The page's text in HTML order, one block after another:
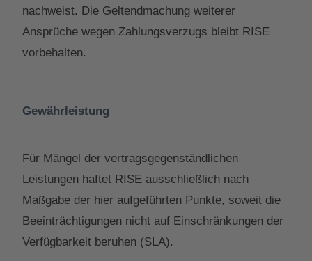
nachweist. Die Geltendmachung weiterer
Ansprüche wegen Zahlungsverzugs bleibt RISE
vorbehalten.
Gewährleistung
Für Mängel der vertragsgegenständlichen
Leistungen haftet RISE ausschließlich nach
Maßgabe der hier aufgeführten Punkte, soweit die
Beeinträchtigungen nicht auf Einschränkungen der
Verfügbarkeit beruhen (SLA).